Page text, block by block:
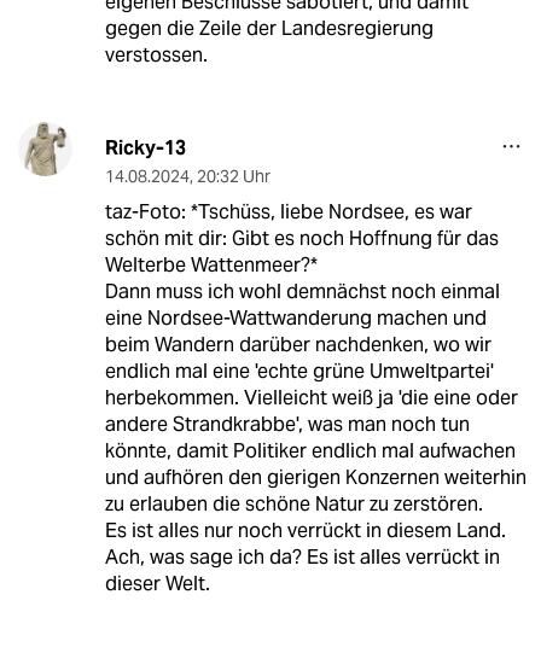
gegen die Zeile der Landesregierung
verstossen.
Ricky-13
14.08.2024, 20:32 Uhr
taz-Foto: *Tschüss, liebe Nordsee, es war
schön mit dir: Gibt es noch Hoffnung für das
Welterbe Wattenmeer?*
Dann muss ich wohl demnächst noch einmal
eine Nordsee-Wattwanderung machen und
beim Wandern darüber nachdenken, wo wir
endlich mal eine 'echte grüne Umweltpartei'
herbekommen. Vielleicht weiß ja 'die eine oder
andere Strandkrabbe', was man noch tun
könnte, damit Politiker endlich mal aufwachen
und aufhören den gierigen Konzernen weiterhin
zu erlauben die schöne Natur zu zerstören.
Es ist alles nur noch verrückt in diesem Land.
Ach, was sage ich da? Es ist alles verrückt in
dieser Welt.